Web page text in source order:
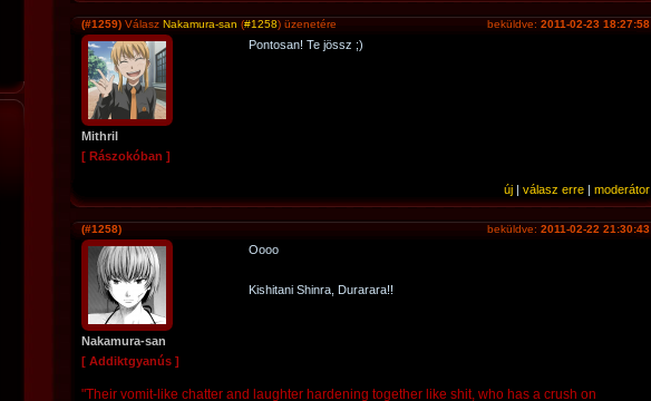
beküldve: 2011-02-23 18:27:58
(#1259) Válasz Nakamura-san (#1258) üzenetére
Mithril
[ Rászokóban ]
Pontosan! Te jössz ;)
új | válasz erre | moderátor
beküldve: 2011-02-22 21:30:43
(#1258)
Nakamura-san
[ Addiktgyanús ]
Oooo
Kishitani Shinra, Durarara!!
"Their vomit-like chatter and laughter hardening together like shit, who has a crush on